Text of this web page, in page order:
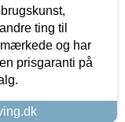
ting til
og har
prisgaranti på